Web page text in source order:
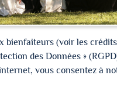
bienfaiteurs (voir les
des Données »
vous consentez à